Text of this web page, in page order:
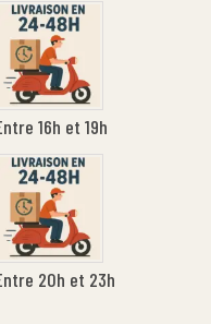
16h et 19h
20h et 23h